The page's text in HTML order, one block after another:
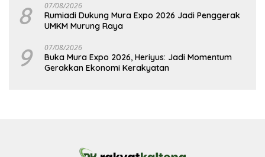
8 07/08/2026
Rumiadi Dukung Mura Expo 2026 Jadi Penggerak
UMKM Murung Raya
9 07/08/2026
Buka Mura Expo 2026, Heriyus: Jadi Momentum
Gerakkan Ekonomi Kerakyatan